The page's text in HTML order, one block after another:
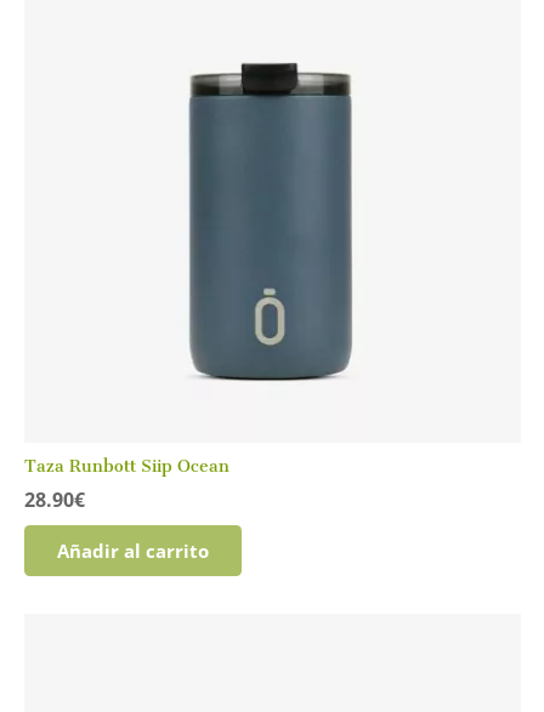
Taza Runbott Siip Ocean
28.90€
Añadir al carrito